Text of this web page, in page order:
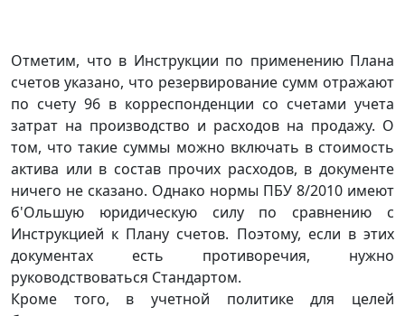
Отметим, что в Инструкции по применению Плана
счетов указано, что резервирование сумм отражают
по счету 96 в корреспонденции со счетами учета
затрат на производство и расходов на продажу. О
том, что такие суммы можно включать в стоимость
актива или в состав прочих расходов, в документе
ничего не сказано. Однако нормы ПБУ 8/2010 имеют
б'Oльшую юридическую силу по сравнению с
Инструкцией к Плану счетов. Поэтому, если в этих
документах есть противоречия, нужно
руководствоваться Стандартом.
Кроме того, в учетной поли­тике для целей